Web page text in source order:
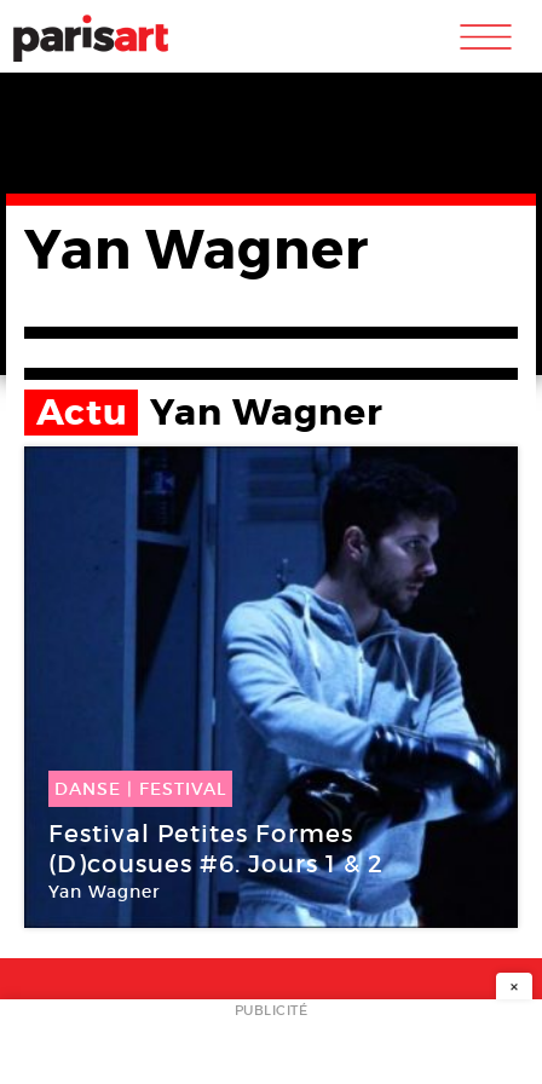
m
Yan Wagner
Actu Yan Wagner
DANSE | FESTIVAL
28 Mai -31 Mai 2015
Festival Petites Formes
(D)cousues #6. Jours 1 & 2
Yan Wagner
NEWSLETTER
×
PUBLICITÉ